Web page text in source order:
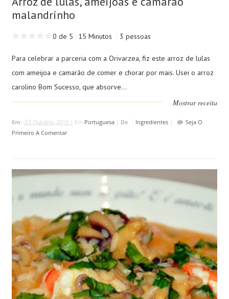
malandrinho
0 de 5 15 Minutos 3 pessoas
Para celebrar a parceria com a Orivarzea, fiz este arroz de lulas
com ameijoa e camarão de comer e chorar por mais. Usei o arroz
carolino Bom Sucesso, que absorve...
Mostrar receita
Em 23 Outubro, 2015 | Em Portuguesa| De Ingredientes|
Seja O
Primeiro A Comentar